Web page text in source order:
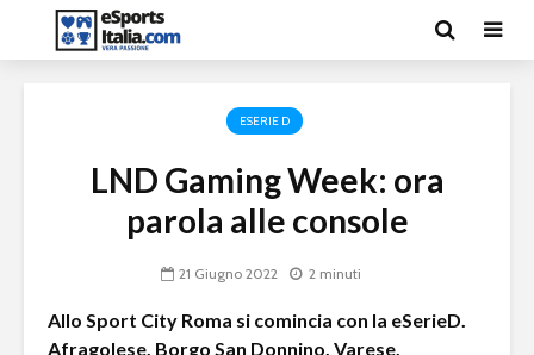
ESERIE D
LND Gaming Week: ora
parola alle console
21 Giugno 2022 2 minuti
Allo Sport City Roma si comincia con la eSerieD.
Afragolese, Borgo San Donnino, Varese,